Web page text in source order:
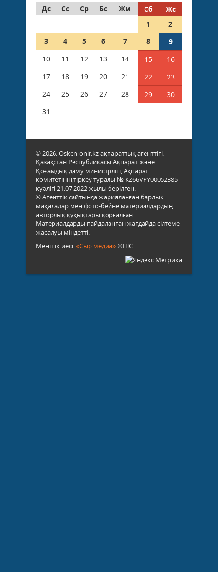
Дс
Сс Ср Бс Жм Сб
Жс
1
2
3
4 5 6 7 8
9
10
11 12 13 14 15
16
17
18 19 20 21 22
23
24
25 26 27 28 29
30
31
© 2026. Osken-onir.kz ақпараттық агенттігі.
Қазақстан Республикасы Ақпарат және
Қоғамдық даму министрлігі, Ақпарат
комитетінің тіркеу туралы № KZ66VPY00052385
куәлігі 21.07.2022 жылы берілген.
® Агенттік сайтында жарияланған барлық
мақалалар мен фото-бейне материалдардың
авторлық құқықтары қорғалған.
Материалдарды пайдаланған жағдайда сілтеме
жасалуы міндетті.
Меншік иесі:«Сыр медиа»ЖШС.